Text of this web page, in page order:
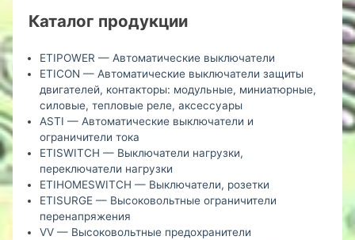
Каталог продукции
ETIPOWER — Автоматические выключатели
ETICON — Автоматические выключатели защиты
двигателей, контакторы: модульные, миниатюрные,
силовые, тепловые реле, аксессуары
ASTI — Автоматические выключатели и
ограничители тока
ETISWITCH — Выключатели нагрузки,
переключатели нагрузки
ETIHOMESWITCH — Выключатели, розетки
ETISURGE — Высоковольтные ограничители
перенапряжения
VV — Высоковольтные предохранители